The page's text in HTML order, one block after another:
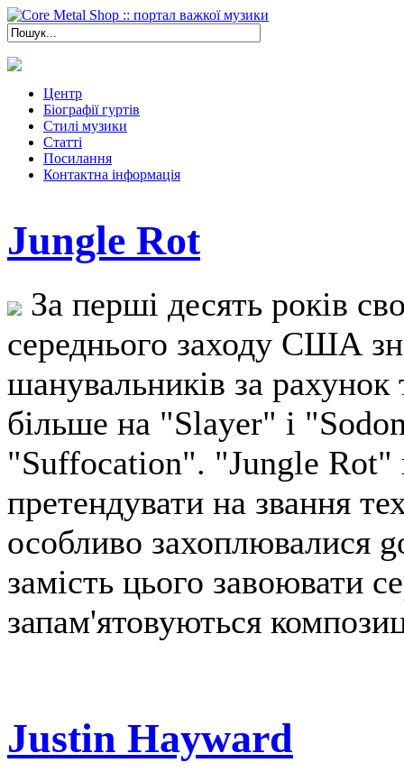
Центр
Біографії гуртів
Стилі музики
Статті
Посилання
Контактна інформація
Jungle Rot
За перші десять років
середнього заходу США
шанувальників за
більше на "Slayer" і
"Suffocation". "Jungle Rot"
претендувати на звання
особливо захоплювалися
замість цього завоювати
запам'ятовуються
Justin Hayward